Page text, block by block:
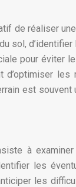
de réaliser
sol,
pour éviter
est
à
les
les